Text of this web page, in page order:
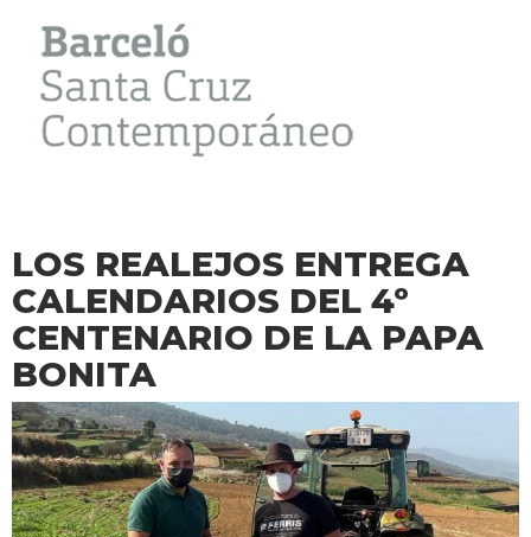
LOS REALEJOS ENTREGA
CALENDARIOS DEL 4º
CENTENARIO DE LA PAPA
BONITA